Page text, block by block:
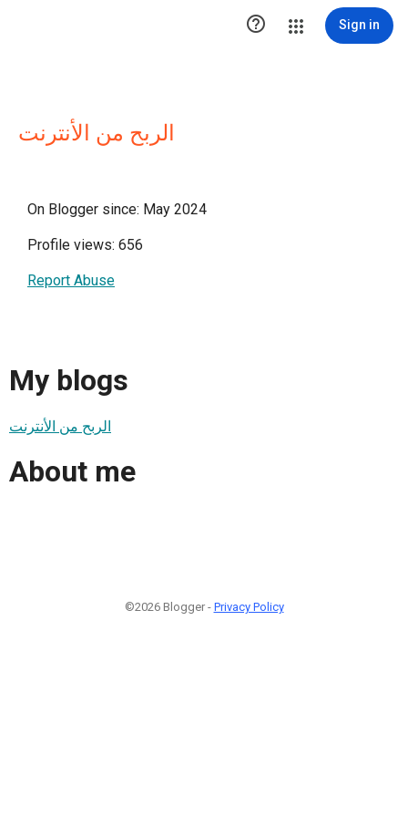
 Sign in
الربح من الأنترنت
On Blogger since: May 2024
Profile views: 656
Report Abuse
My blogs
الربح من الأنترنت
About me
©2026 Blogger - Privacy Policy